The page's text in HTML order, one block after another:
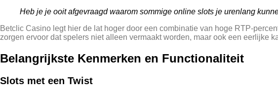
Heb je je ooit afgevraagd waarom sommige online slots je urenlang
Betclic Casino legt hier de lat hoger door een combinatie van hoge
zorgen ervoor dat spelers niet alleen vermaakt worden, maar ook een eerlijke
Belangrijkste Kenmerken en Functionaliteit
Slots met een Twist